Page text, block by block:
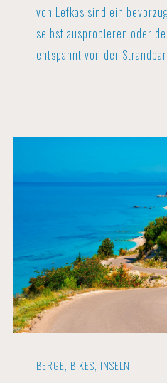
von Lefkas sind ein
selbst ausprobieren oder
entspannt von der
BERGE, BIKES, INSELN